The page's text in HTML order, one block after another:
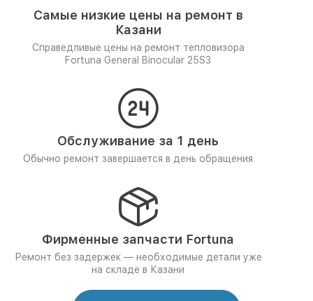
Самые низкие цены на ремонт в
Казани
Справедливые цены на ремонт тепловизора
Fortuna General Binocular 25S3
Обслуживание за 1 день
Обычно ремонт завершается в день обращения
Фирменные запчасти Fortuna
Ремонт без задержек — необходимые детали уже
на складе в Казани